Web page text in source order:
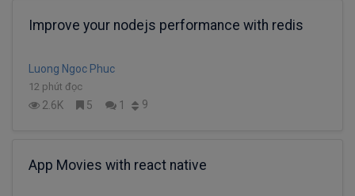
Improve your nodejs performance with redis
Luong Ngoc Phuc
12 phút đọc
2.6K 5 1 9
App Movies with react native